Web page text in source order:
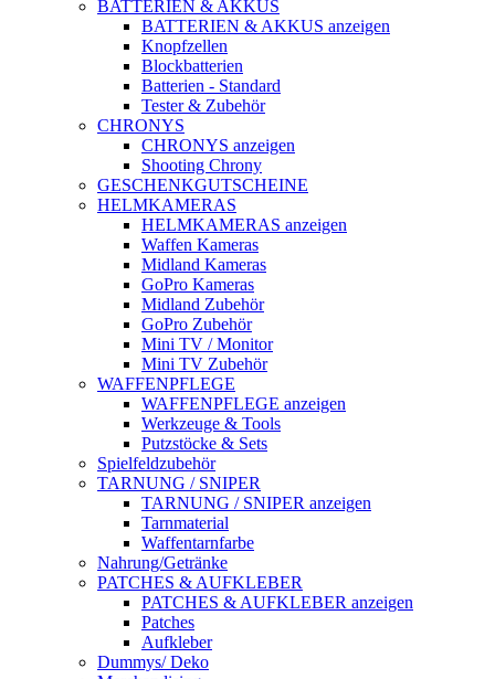
BATTERIEN & AKKUS
BATTERIEN & AKKUS anzeigen
Knopfzellen
Blockbatterien
Batterien - Standard
Tester & Zubehör
CHRONYS
CHRONYS anzeigen
Shooting Chrony
GESCHENKGUTSCHEINE
HELMKAMERAS
HELMKAMERAS anzeigen
Waffen Kameras
Midland Kameras
GoPro Kameras
Midland Zubehör
GoPro Zubehör
Mini TV / Monitor
Mini TV Zubehör
WAFFENPFLEGE
WAFFENPFLEGE anzeigen
Werkzeuge & Tools
Putzstöcke & Sets
Spielfeldzubehör
TARNUNG / SNIPER
TARNUNG / SNIPER anzeigen
Tarnmaterial
Waffentarnfarbe
Nahrung/Getränke
PATCHES & AUFKLEBER
PATCHES & AUFKLEBER anzeigen
Patches
Aufkleber
Dummys/ Deko